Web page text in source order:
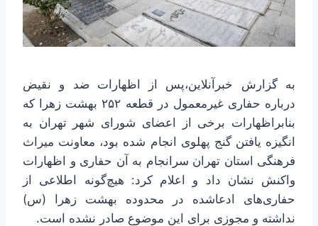
به گزارش خبرآنلاین،پس از اظهارات ضد و نقیض
درباره حفاری غیرمعمول در قطعه ۲۵۲ بهشت زهرا که
بنابراظهارات برخی از اعضای شورای شهر تهران به
انگیزه یافتن گنج پهلوی انجام شده بود، معاونت میراث
فرهنگی استان تهران سرانجام به آن حفاری و اظهارات
واکنش نشان داد و اعلام کرد: هیچ‌گونه اطلاعی از
حفاری‌های ادعاشده در محدوده بهشت زهرا (س)
نداشته و مجوزی برای این موضوع صادر نشده است.